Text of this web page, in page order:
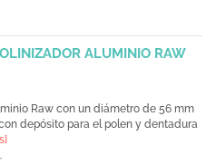
ALUMINIO RAW
Raw con un diámetro de 56 mm
depósito para el polen y dentadura